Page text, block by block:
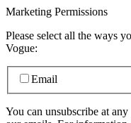
Marketing Permissions
Please select all the ways
Vogue:
Email
You can unsubscribe at